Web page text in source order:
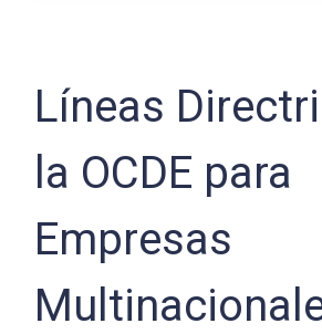
Líneas
la OCDE para
Empresas